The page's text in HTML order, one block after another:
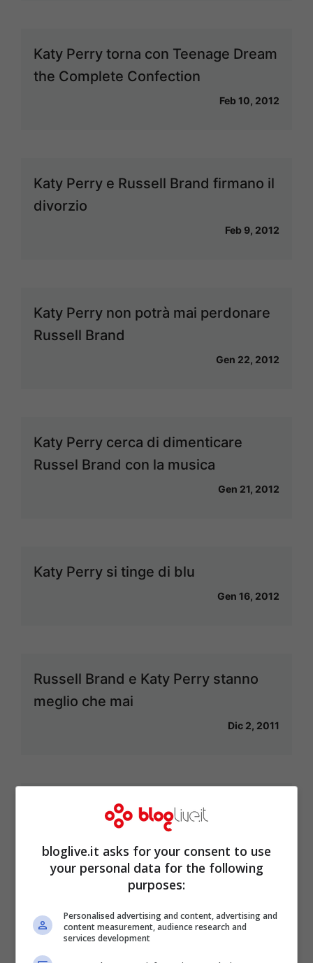
Katy Perry torna con Teenage Dream
the Complete Confection
Feb 10, 2012
Katy Perry e Russell Brand firmano il
divorzio
Feb 9, 2012
Katy Perry non potrà mai perdonare
Russell Brand
Gen 22, 2012
Katy Perry cerca di dimenticare
Russel Brand con la musica
Gen 21, 2012
Katy Perry si tinge di blu
Gen 16, 2012
Russell Brand e Katy Perry stanno
meglio che mai
Dic 2, 2011
Adele, 1 milione di copie su iTunes e
operazione superata
Nov 16, 2011
Katy Perry, The One That Got Away
bloglive.it asks for your consent to use
your personal data for the following
purposes:
Personalised advertising and content, advertising and
content measurement, audience research and
services development